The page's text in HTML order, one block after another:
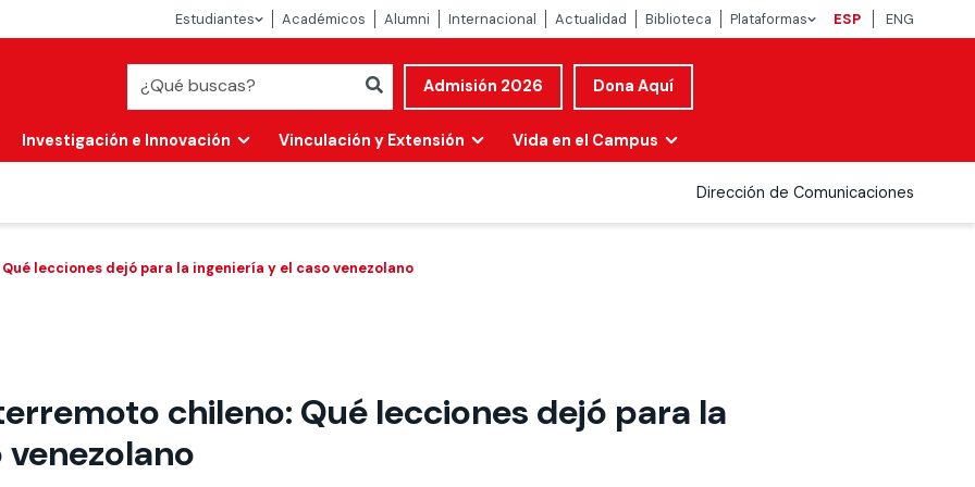
Estudiantes Académicos Alumni Internacional Actualidad Biblioteca Plataformas ESP ENG
Admisión 2026 Dona Aquí
Investigación e Innovación Vinculación y Extensión Vida en el Campus
Dirección de Comunicaciones
A 16 años del gran terremoto chileno: Qué lecciones dejó para la ingeniería y el caso venezolano
chileno: Qué lecciones dejó para la